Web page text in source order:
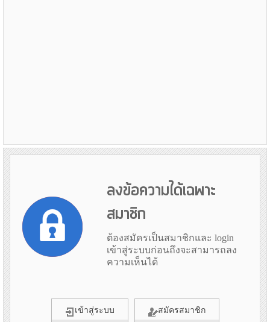
ลงข้อความได้เฉพาะ
สมาชิก
ต้องสมัครเป็นสมาชิกและ login
เข้าสู่ระบบก่อนถึงจะสามารถลง
ความเห็นได้
เข้าสู่ระบบ สมัครสมาชิก